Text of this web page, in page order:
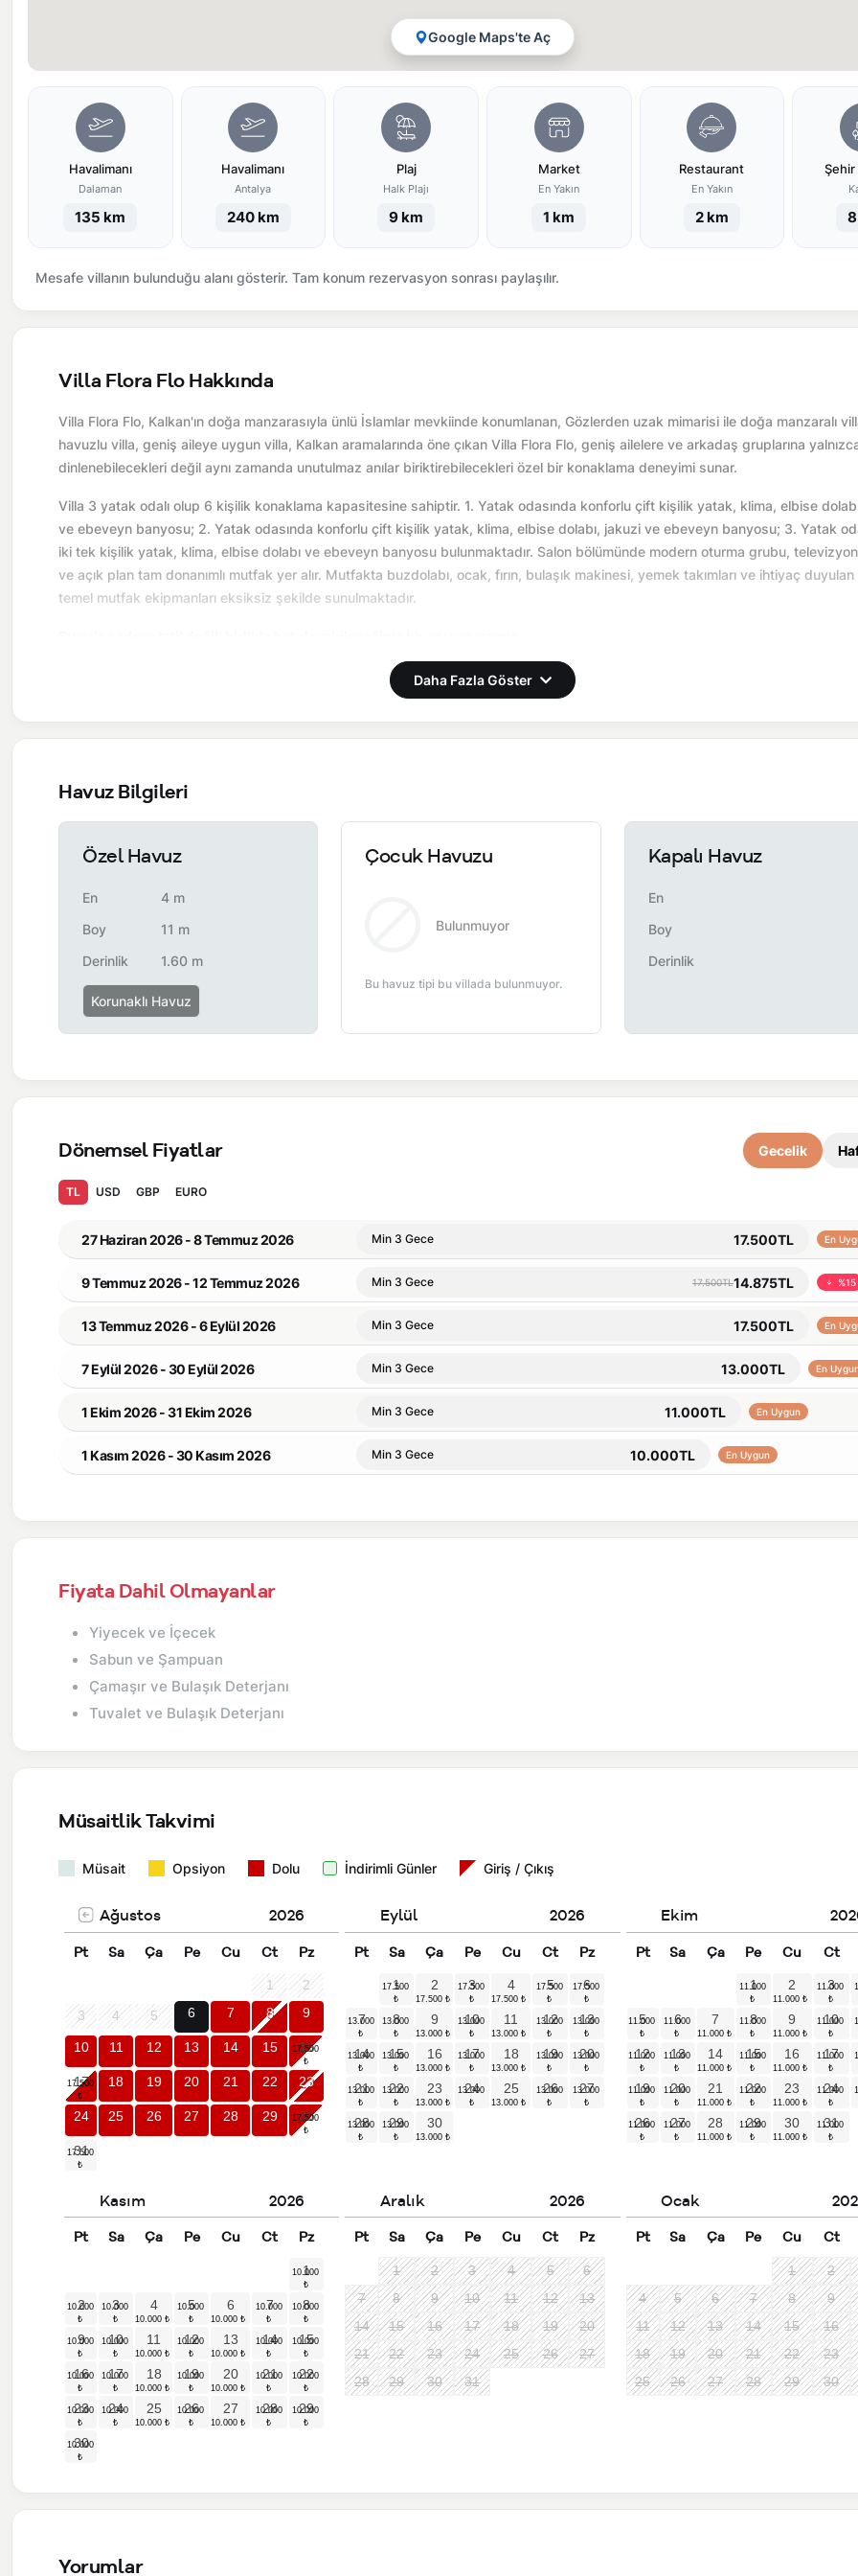
Google Maps'te Aç
Havalimanı
Dalaman
135 km
Havalimanı
Antalya
240 km
Plaj
Halk Plajı
9 km
Market
En Yakın
1 km
Restaurant
En Yakın
2 km
Mesafe villanın bulunduğu alanı gösterir. Tam konum rezervasyon sonrası paylaşılır.
Villa Flora Flo Hakkında
Villa Flora Flo, Kalkan'ın doğa manzarasıyla ünlü İslamlar mevkiinde konumlanan, Gözlerden uzak mimarisi ile doğa manzaralı
havuzlu villa, geniş aileye uygun villa, Kalkan aramalarında öne çıkan Villa Flora Flo, geniş ailelere ve arkadaş gruplarına
dinlenebilecekleri değil aynı zamanda unutulmaz anılar biriktirebilecekleri özel bir konaklama deneyimi sunar.
Villa 3 yatak odalı olup 6 kişilik konaklama kapasitesine sahiptir. 1. Yatak odasında konforlu çift kişilik yatak, klima, elbise
ve ebeveyn banyosu; 2. Yatak odasında konforlu çift kişilik yatak, klima, elbise dolabı, jakuzi ve ebeveyn banyosu; 3. Yatak
iki tek kişilik yatak, klima, elbise dolabı ve ebeveyn banyosu bulunmaktadır. Salon bölümünde modern oturma grubu,
ve açık plan tam donanımlı mutfak yer alır. Mutfakta buzdolabı, ocak, fırın, bulaşık makinesi, yemek takımları ve ihtiyaç
temel mutfak ekipmanları eksiksiz şekilde sunulmaktadır.
Villalarımızın bulunmuş olduğu bölgelerde dönemsel olarak altyapı çalışmaları yapılabilmektedir. Bu çalışma
yol çalışması, elektrik ve su kesintileri yaşanabilmektedir.
NOT: Kahvaltı ücreti 6 kişi için 2.400 TL'dir. (Kişi başı ücreti 400 TL)
Daha Fazla Göster
Havuz Bilgileri
Özel Havuz
En
4 m
Boy
11 m
Derinlik
1.60 m
Korunaklı Havuz
Çocuk Havuzu
Bulunmuyor
Bu havuz tipi bu villada bulunmuyor.
Kapalı Havuz
En
Boy
Derinlik
Dönemsel Fiyatlar Gecelik
TL USD GBP EURO
27 Haziran 2026 - 8 Temmuz 2026 Min 3 Gece 17.500TL En
9 Temmuz 2026 - 12 Temmuz 2026 Min 3 Gece 17.500TL14.875TL %15
13 Temmuz 2026 - 6 Eylül 2026 Min 3 Gece 17.500TL En
7 Eylül 2026 - 30 Eylül 2026 Min 3 Gece 13.000TL En
1 Ekim 2026 - 31 Ekim 2026 Min 3 Gece 11.000TL En Uygun
1 Kasım 2026 - 30 Kasım 2026 Min 3 Gece 10.000TL En Uygun
Fiyata Dahil Olmayanlar
Yiyecek ve İçecek
Sabun ve Şampuan
Çamaşır ve Bulaşık Deterjanı
Tuvalet ve Bulaşık Deterjanı
Müsaitlik Takvimi
Müsait Opsiyon Dolu İndirimli Günler Giriş / Çıkış
Ağustos 2026
Pt Sa Ça Pe Cu Ct Pz
1
2
3
4 5 6 7 8 9
10 11 12 13 14 15 16
17 18 19 20 21 22 23
24 25 26 27 28 29 30
31
Eylül 2026
Pt Sa Ça Pe Cu Ct Pz
1 2 3 4 5 6
7 8 9 10 11 12 13
14 15 16 17 18 19 20
21 22 23 24 25 26 27
28 29 30
Ekim
Pt Sa Ça Pe Cu Ct
1 2 3
5 6 7 8 9 10
12 13 14 15 16 17
19 20 21 22 23 24
26 27 28 29 30 31
Kasım 2026
Pt Sa Ça Pe Cu Ct Pz
1
2 3 4 5 6 7 8
9 10 11 12 13 14 15
16 17 18 19 20 21 22
23 24 25 26 27 28 29
30
Aralık 2026
Pt Sa Ça Pe Cu Ct Pz
1 2 3 4 5
6
7
8 9 10 11 12
13
14
15 16 17 18 19
20
21
22 23 24 25 26
27
28
29 30 31
Ocak
Pt Sa Ça Pe Cu Ct
1
2
4
5 6 7 8
9
11
12 13 14 15
16
18
19 20 21 22
23
25
26 27 28 29 30
Yorumlar